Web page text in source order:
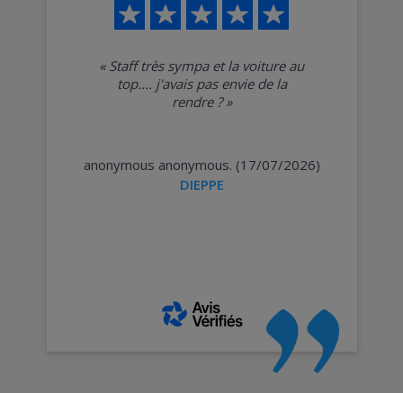
« Staff très sympa et la voiture au
top.... j'avais pas envie de la
rendre ?»
anonymous anonymous. (17/07/2026)
DIEPPE